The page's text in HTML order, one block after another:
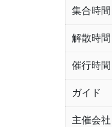
集合時間
解散時間
催行時間
ガイド
主催会社